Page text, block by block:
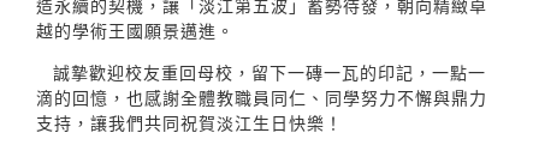
造永續的契機，讓「淡江第五波」蓄勢待發，朝向精緻卓
越的學術王國願景邁進。
誠摯歡迎校友重回母校，留下一磚一瓦的印記，一點一
滴的回憶，也感謝全體教職員同仁、同學努力不懈與鼎力
支持，讓我們共同祝賀淡江生日快樂！